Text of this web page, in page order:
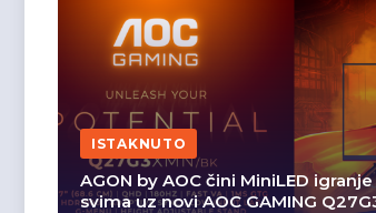
ISTAKNUTO
AGON by AOC čini MiniLED
svima uz novi AOC GAMING